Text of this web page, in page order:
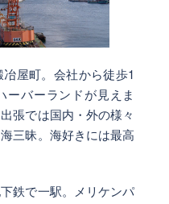
屋町。会社から徒歩1
ーバーランドが見えま
張では国内・外の様々
三昧。海好きには最高
鉄で一駅。メリケンパ